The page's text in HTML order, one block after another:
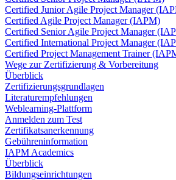
Certified Junior Agile Project Manager
Certified Agile Project Manager (IAPM)
Certified Senior Agile Project Manager
Certified International Project Manager
Certified Project Management Trainer
Wege zur Zertifizierung & Vorbereitung
Überblick
Zertifizierungsgrundlagen
Literaturempfehlungen
Weblearning-Plattform
Anmelden zum Test
Zertifikatsanerkennung
Gebühreninformation
IAPM Academics
Überblick
Bildungseinrichtungen